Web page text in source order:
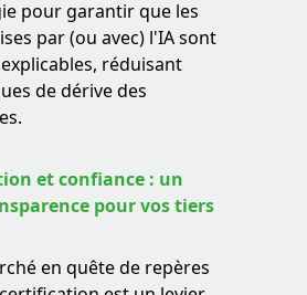
pour garantir que les
par (ou avec) l'IA sont
réduisant
de dérive des
et confiance : un
pour vos tiers
en quête de repères